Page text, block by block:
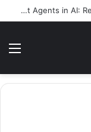
Intelligent Agents in AI: Revolutionizing Technology and Business